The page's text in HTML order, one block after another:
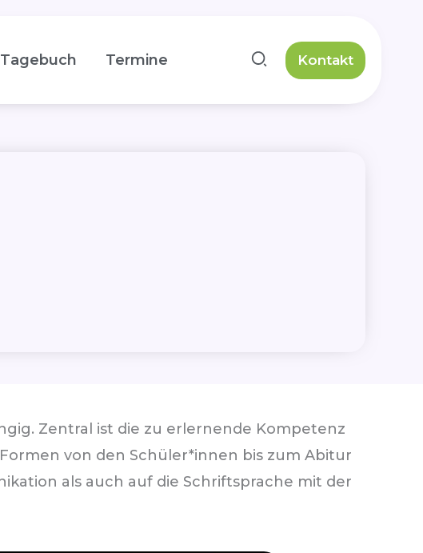
Tagebuch Termine Kontakt
Zentral ist die zu erlernende Kompetenz
von den Schüler*innen bis zum Abitur
als auch auf die Schriftsprache mit der